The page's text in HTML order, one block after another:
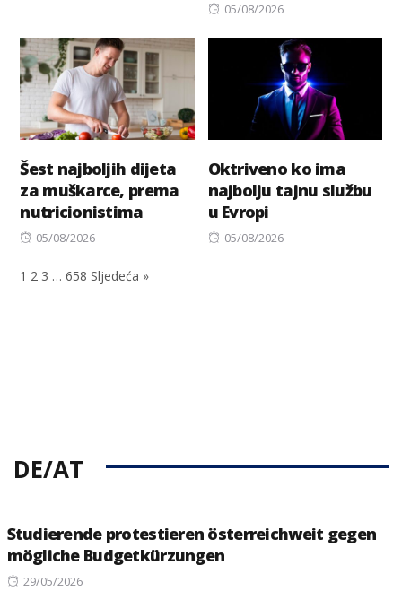
Posted
05/08/2026
Šest najboljih dijeta
za muškarce, prema
nutricionistima
Posted
05/08/2026
Oktriveno ko ima
najbolju tajnu službu
u Evropi
Posted
05/08/2026
1 2 3 … 658 Sljedeća »
DE/AT
Studierende protestieren österreichweit gegen
mögliche Budgetkürzungen
Posted
29/05/2026